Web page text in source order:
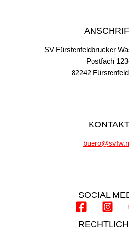
SV Fürstenfeldbrucker
Postfach
82242
KONTAKT
SOCIAL